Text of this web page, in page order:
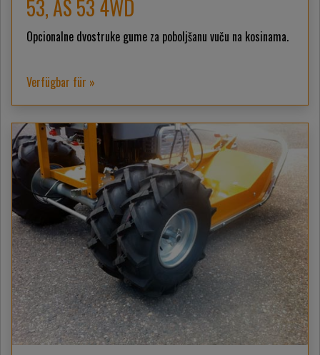
53, AS 53 4WD
Opcionalne dvostruke gume za poboljšanu vuču na kosinama.
Verfügbar für »